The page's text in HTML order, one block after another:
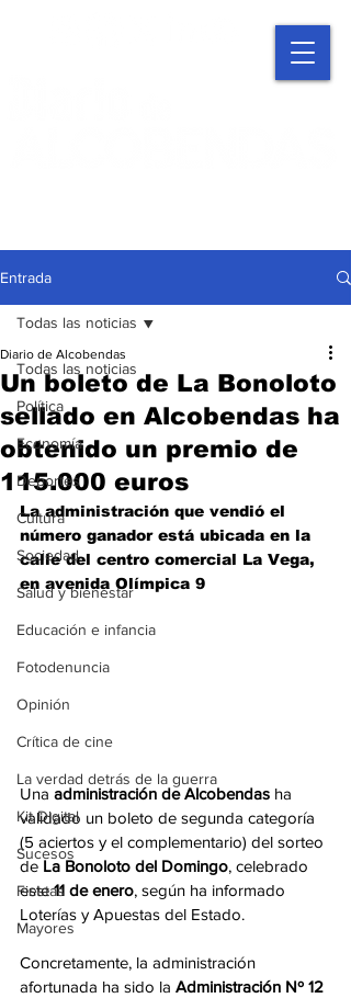
Entrada
Todas las noticias
Política
Economía
Deportes
Cultura
Sociedad
Salud y bienestar
Educación e infancia
Fotodenuncia
Opinión
Crítica de cine
La verdad detrás de la guerra
Kit Digital
Sucesos
Fiestas
Mayores
Todas las noticias
Un boleto de La Bonoloto
sellado en Alcobendas ha
obtenido un premio de
115.000 euros
Diario de Alcobendas
La administración que vendió el
número ganador está ubicada en la
calle del centro comercial La Vega,
en avenida Olímpica 9
Una administración de Alcobendas ha
validado un boleto de segunda categoría
(5 aciertos y el complementario) del sorteo
de La Bonoloto del Domingo, celebrado
este 11 de enero, según ha informado
Loterías y Apuestas del Estado.
Concretamente, la administración
afortunada ha sido la Administración Nº 12